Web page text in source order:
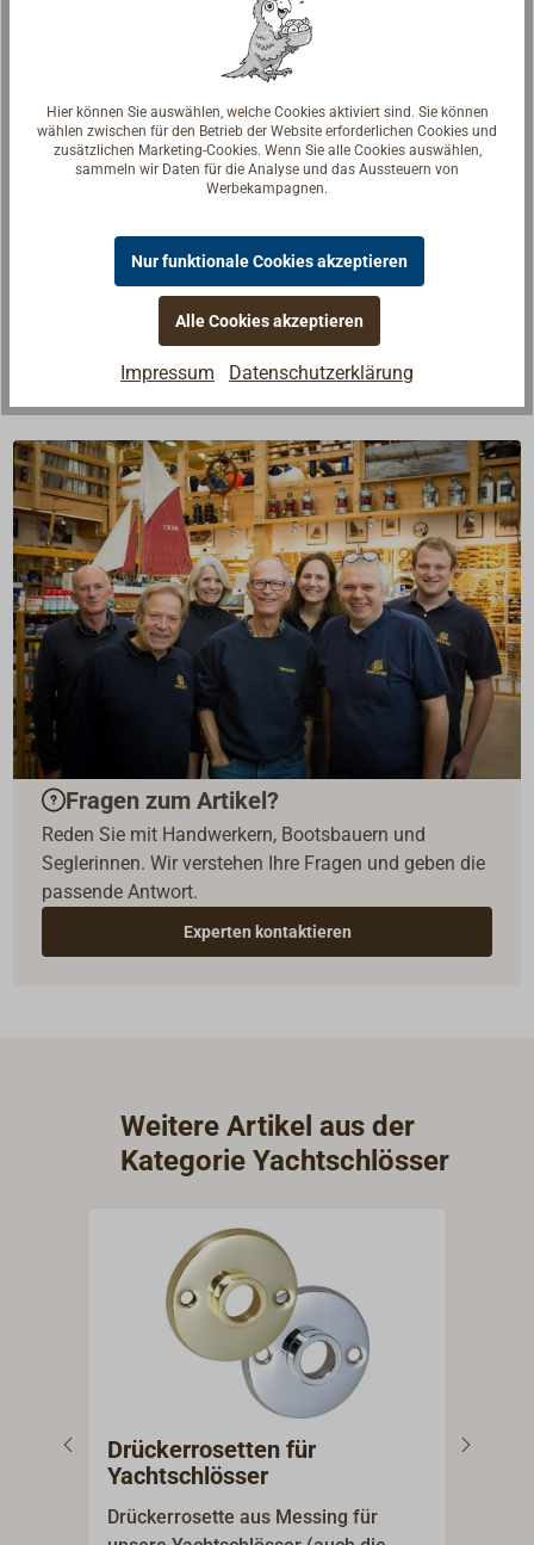
Beschreibung
Knopf/Ring-Drücker aus Messing für unsere
für Türstärken von 20 mm bis 40 mm.
Lieferbar für Einsteck- oder Kastenschlösser,
wahlweise mit polierter oder verchromter Oberfläche.
Fragen zum Artikel?
Reden Sie mit Handwerkern, Bootsbauern und
Seglerinnen. Wir verstehen Ihre Fragen und geben die
passende Antwort.
Experten kontaktieren
Weitere Artikel aus der
Kategorie Yachtschlösser
Drückerrosetten für
Yachtschlösser
Drückerrosette aus Messing für
Hier können Sie auswählen, welche Cookies aktiviert sind. Sie können
wählen zwischen für den Betrieb der Website erforderlichen Cookies und
zusätzlichen Marketing-Cookies. Wenn Sie alle Cookies auswählen,
sammeln wir Daten für die Analyse und das Aussteuern von
Werbekampagnen.
Nur funktionale Cookies akzeptieren
Alle Cookies akzeptieren
Impressum Datenschutzerklärung